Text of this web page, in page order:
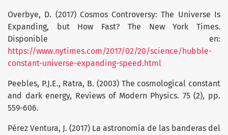
Overbye, D. (2017) Cosmos Controversy: The Universe Is
Expanding, but How Fast? The New York Times.
Disponible en:
https://www.nytimes.com/2017/02/20/science/hubble-
constant-universe-expanding-speed.html
Peebles, P.J.E., Ratra, B. (2003) The cosmological constant
and dark energy, Reviews of Modern Physics. 75 (2), pp.
559-606.
Pérez Ventura, J. (2017) La astronomía de las banderas del